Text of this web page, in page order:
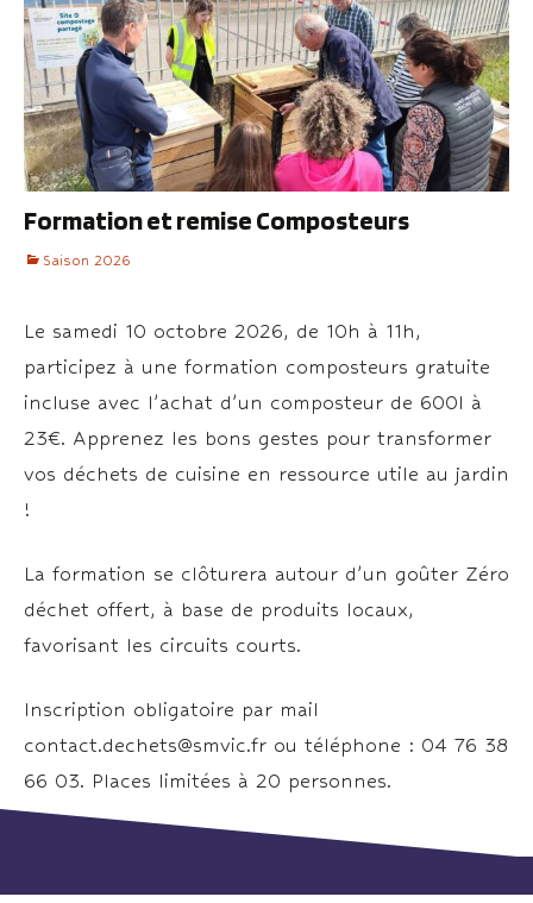
Formation et remise Composteurs
Saison 2026
Le samedi 10 octobre 2026, de 10h à 11h,
participez à une formation composteurs gratuite
incluse avec l’achat d’un composteur de 600l à
23€. Apprenez les bons gestes pour transformer
vos déchets de cuisine en ressource utile au jardin
!
La formation se clôturera autour d’un goûter Zéro
déchet offert, à base de produits locaux,
favorisant les circuits courts.
Inscription obligatoire par mail
contact.dechets@smvic.fr ou téléphone : 04 76 38
66 03. Places limitées à 20 personnes.